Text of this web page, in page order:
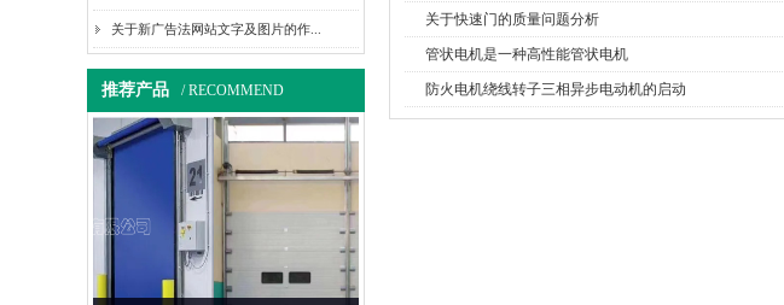
关于新广告法网站文字及图片的作...
推荐产品 / RECOMMEND
关于快速门的质量问题分析
管状电机是一种高性能管状电机
防火电机绕线转子三相异步电动机的启动